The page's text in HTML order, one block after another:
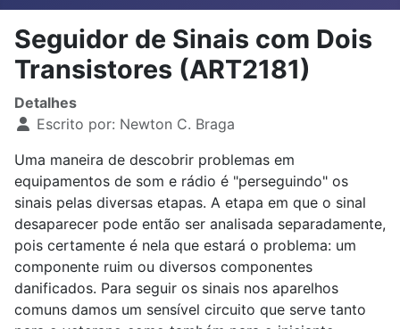
Seguidor de Sinais com Dois
Transistores (ART2181)
Detalhes
Escrito por: Newton C. Braga
Uma maneira de descobrir problemas em
equipamentos de som e rádio é "perseguindo" os
sinais pelas diversas etapas. A etapa em que o sinal
desaparecer pode então ser analisada separadamente,
pois certamente é nela que estará o problema: um
componente ruim ou diversos componentes
danificados. Para seguir os sinais nos aparelhos
comuns damos um sensível circuito que serve tanto